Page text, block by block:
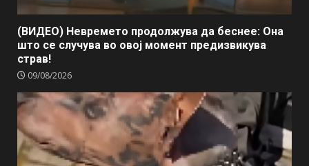
(ВИДЕО) Невремето продолжува да беснее: Она
што се случува во овој момент предизвикува
страв!
09/08/2026